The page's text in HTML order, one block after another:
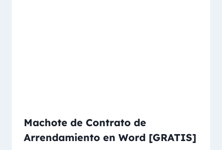
Machote de Contrato de
Arrendamiento en Word [GRATIS]